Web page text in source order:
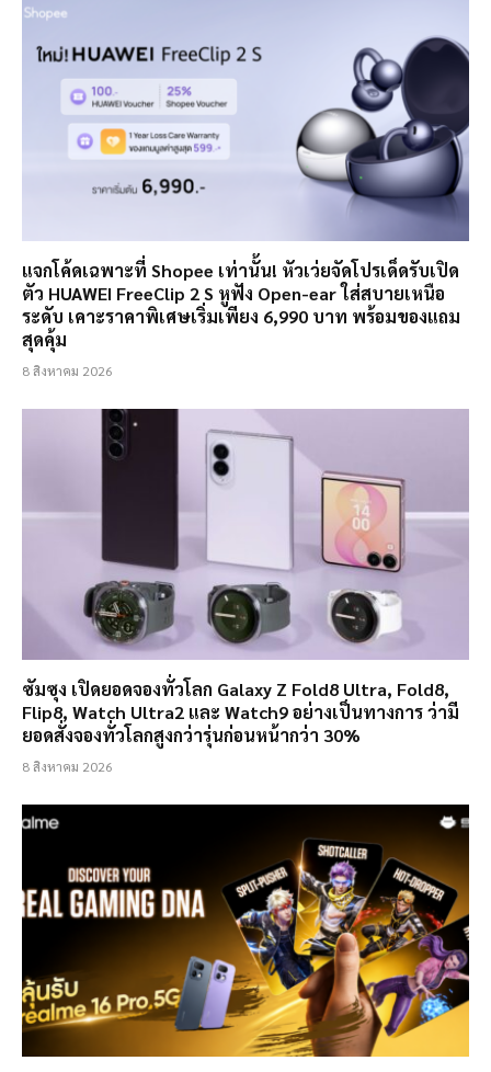
แจกโค้ดเฉพาะที่ Shopee เท่านั้น! หัวเว่ยจัดโปรเด็ดรับเปิด
ตัว HUAWEI FreeClip 2 S หูฟัง Open-ear ใส่สบายเหนือ
ระดับ เคาะราคาพิเศษเริ่มเพียง 6,990 บาท พร้อมของแถม
สุดคุ้ม
8 สิงหาคม 2026
ซัมซุง เปิดยอดจองทั่วโลก Galaxy Z Fold8 Ultra, Fold8,
Flip8, Watch Ultra2 และ Watch9 อย่างเป็นทางการ ว่ามี
ยอดสั่งจองทั่วโลกสูงกว่ารุ่นก่อนหน้ากว่า 30%
8 สิงหาคม 2026